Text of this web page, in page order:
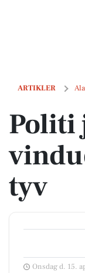
ARTIKLER
Politi jagter
Politi
tyv
Onsdag d. 15.